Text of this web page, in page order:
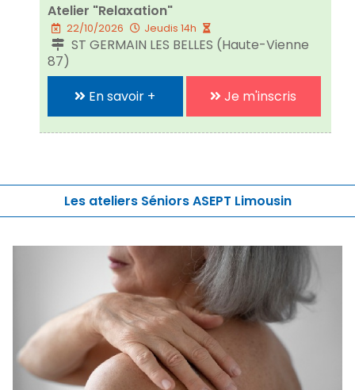
Atelier "Relaxation"
22/10/2026 Jeudis 14h
ST GERMAIN LES BELLES (Haute-Vienne
87)
En savoir +
Je m'inscris
Les ateliers Séniors ASEPT Limousin